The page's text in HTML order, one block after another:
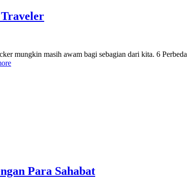
Traveler
mungkin masih awam bagi sebagian dari kita. 6
Para Sahabat